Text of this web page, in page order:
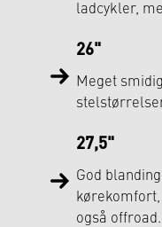
ladcykler,
26"
Meget
27,5"
God
også offroad.